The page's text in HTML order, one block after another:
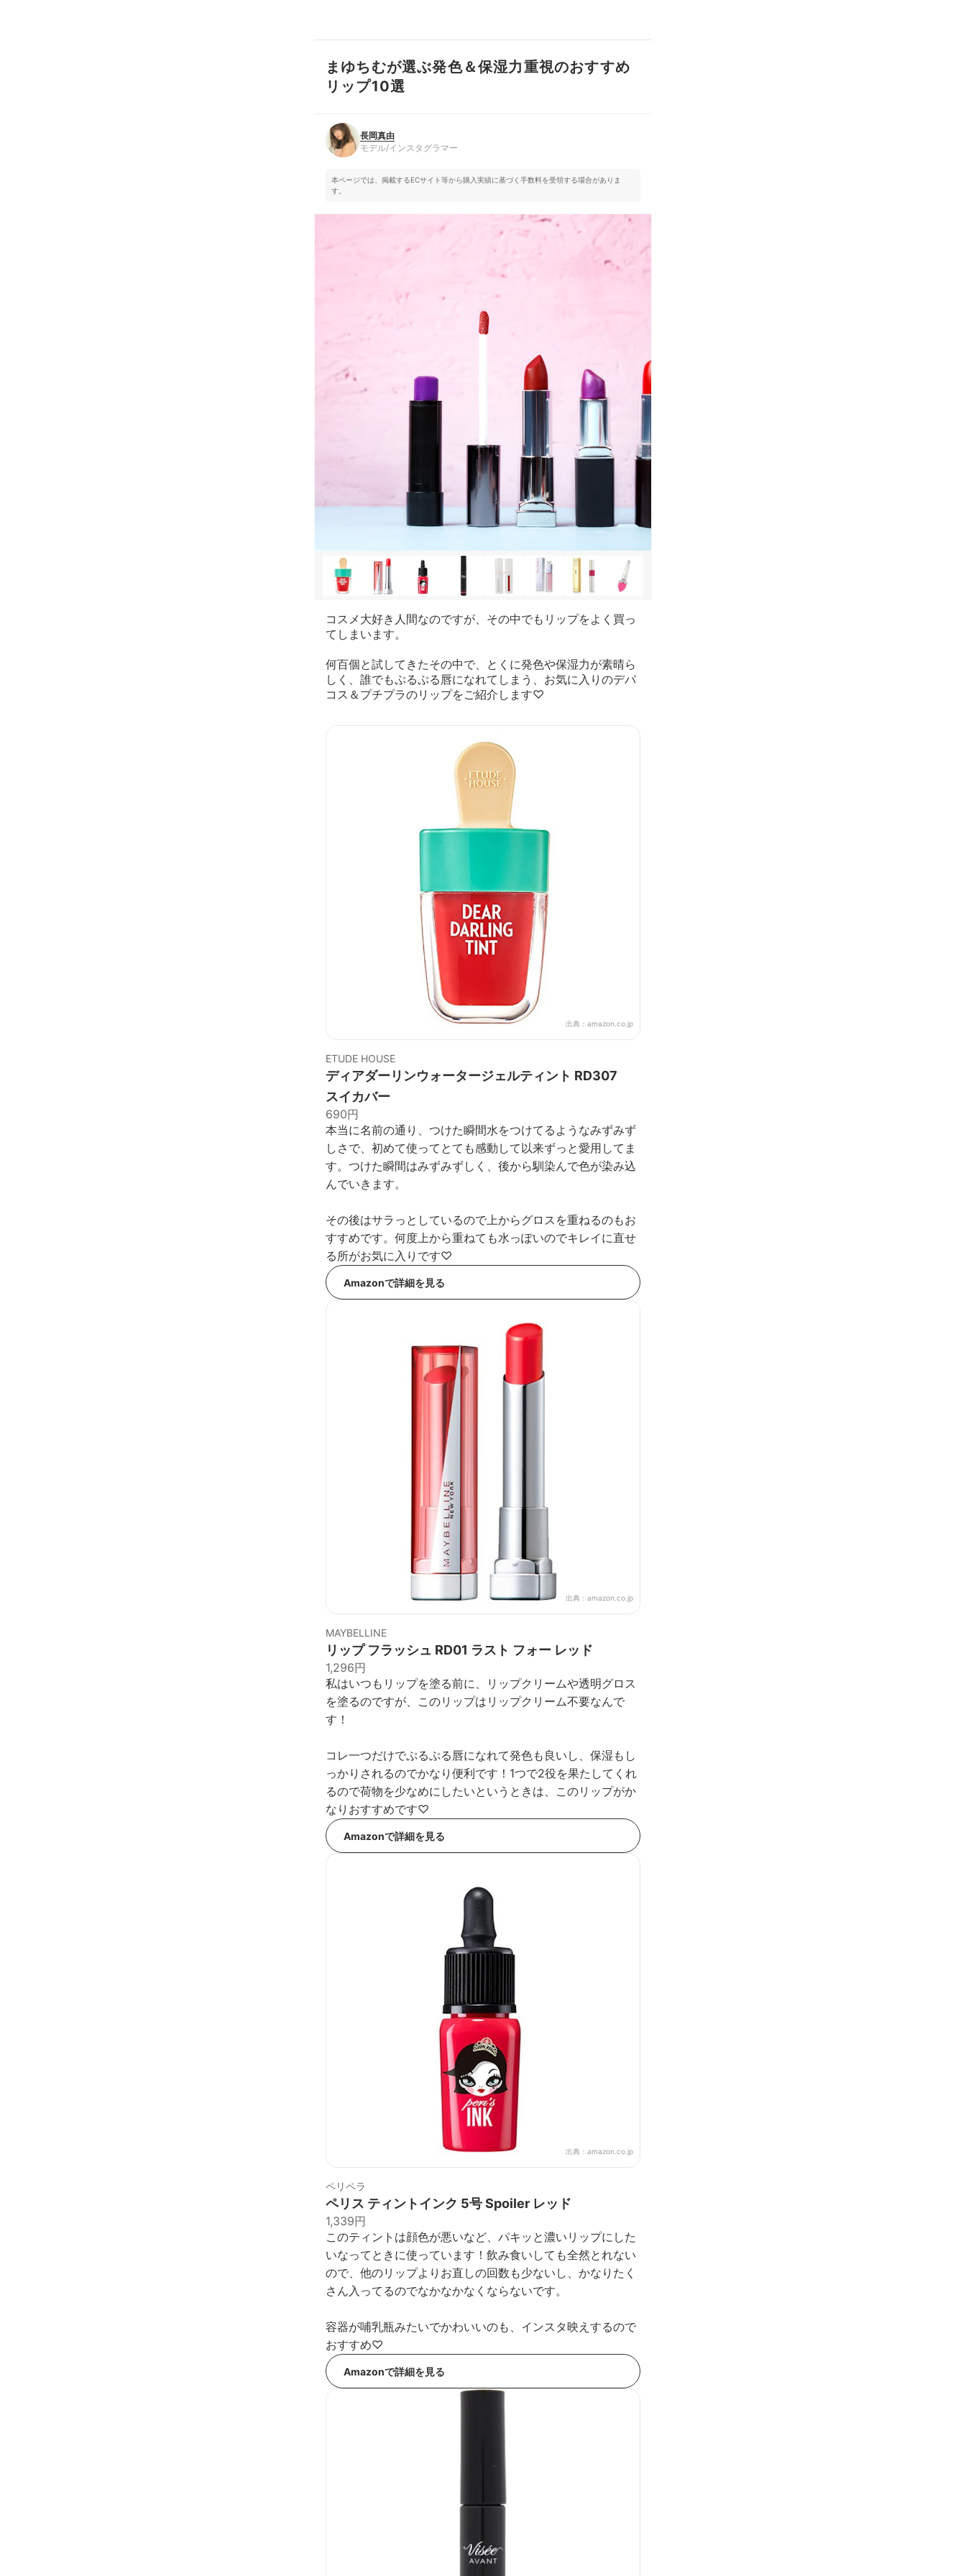
長岡真由
モデル/インスタグラマー
まゆちむが選ぶ発色＆保湿力重視のおすすめ
リップ10選
長岡真由
モデル/インスタグラマー
本ページでは、掲載するECサイト等から購入実績に基づく手数料を受領する場合がありま
す。
コスメ大好き人間なのですが、その中でもリップをよく買っ
てしまいます。
何百個と試してきたその中で、とくに発色や保湿力が素晴ら
しく、誰でもぷるぷる唇になれてしまう、お気に入りのデパ
コス＆プチプラのリップをご紹介します♡
出典： amazon.co.jp
ETUDE HOUSE
ディアダーリンウォータージェルティント RD307
スイカバー
690円
本当に名前の通り、つけた瞬間水をつけてるようなみずみず
しさで、初めて使ってとても感動して以来ずっと愛用してま
す。つけた瞬間はみずみずしく、後から馴染んで色が染み込
んでいきます。
その後はサラっとしているので上からグロスを重ねるのもお
すすめです。何度上から重ねても水っぽいのでキレイに直せ
る所がお気に入りです♡
Amazonで詳細を見る
出典： amazon.co.jp
MAYBELLINE
リップ フラッシュ RD01 ラスト フォー レッド
1,296円
私はいつもリップを塗る前に、リップクリームや透明グロス
を塗るのですが、このリップはリップクリーム不要なんで
す！
コレ一つだけでぷるぷる唇になれて発色も良いし、保湿もし
っかりされるのでかなり便利です！1つで2役を果たしてくれ
るので荷物を少なめにしたいというときは、このリップがか
なりおすすめです♡
Amazonで詳細を見る
出典： amazon.co.jp
ペリペラ
ペリス ティントインク 5号 Spoiler レッド
1,339円
このティントは顔色が悪いなど、パキッと濃いリップにした
いなってときに使っています！飲み食いしても全然とれない
ので、他のリップよりお直しの回数も少ないし、かなりたく
さん入ってるのでなかなかなくならないです。
容器が哺乳瓶みたいでかわいいのも、インスタ映えするので
おすすめ♡
Amazonで詳細を見る